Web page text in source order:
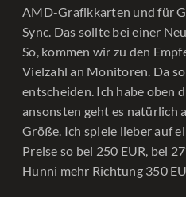
AMD-Grafikkarten und für
Sync. Das sollte bei einer
So, kommen wir zu den
Vielzahl an Monitoren. Da
entscheiden. Ich habe oben
ansonsten geht es natürlich
Größe. Ich spiele lieber auf
Preise so bei 250 EUR, bei
Hunni mehr Richtung 350